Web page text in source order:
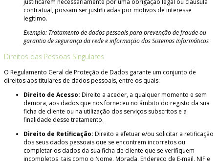
justificarem necessariamente por uma obrigação legal ou cláusula
contratual, possam ser justificadas por motivos de interesse
legítimo.
Exemplo: Tratamento de dados pessoais para prevenção de fraude ou
garantia de segurança da rede e informação dos Sistemas Informáticos
Direitos das Pessoas Singulares
O Regulamento Geral de Proteção de Dados garante um conjunto de
direitos aos titulares de dados pessoais, entre os quais:
Direito de Acesso: Direito a aceder, a qualquer momento e sem
demora, aos dados que nos forneceu no âmbito do registo da sua
ficha de cliente ou na utilização dos serviços subscritos e a
finalidade desse tratamento.
Direito de Retificação: Direito a efetuar e/ou solicitar a retificação
dos seus dados pessoais que se encontrem incorretos ou
completar os dados da sua ficha de cliente que se verifiquem
incompletos, tais como o Nome, Morada, Endereço de E-mail, NIF e